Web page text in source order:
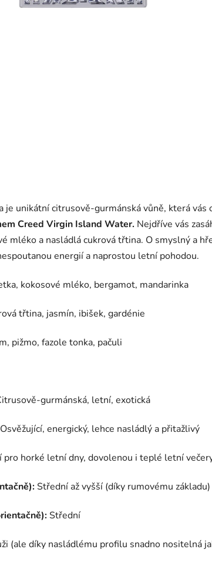
je unikátní citrusově-gurmánská vůně, která
Creed Virgin Island Water. Nejdříve vás
mléko a nasládlá cukrová třtina. O smyslný a
energií a naprostou letní pohodou.
kokosové mléko, bergamot, mandarinka
třtina, jasmín, ibišek, gardénie
pižmo, fazole tonka, pačuli
gurmánská, letní, exotická
Osvěžující, energický, lehce nasládlý a přitažlivý
pro horké letní dny, dovolenou i teplé letní
Střední až vyšší (díky rumovému základu)
Střední
(ale díky nasládlému profilu snadno nositelná